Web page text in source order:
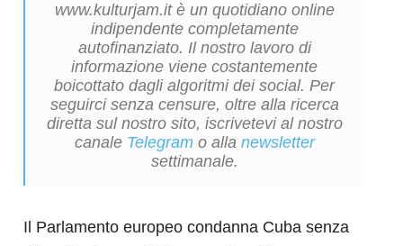
www.kulturjam.it è un quotidiano online
indipendente completamente
autofinanziato. Il nostro lavoro di
informazione viene costantemente
boicottato dagli algoritmi dei social. Per
seguirci senza censure, oltre alla ricerca
diretta sul nostro sito, iscrivetevi al nostro
canale Telegram o alla newsletter
settimanale.
Il Parlamento europeo condanna Cuba senza